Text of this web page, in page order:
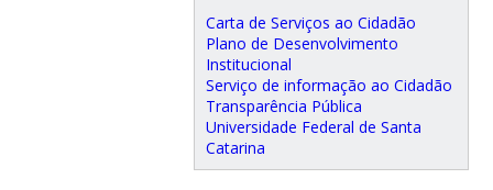
Carta de Serviços ao Cidadão
Plano de Desenvolvimento
Institucional
Serviço de informação ao Cidadão
Transparência Pública
Universidade Federal de Santa
Catarina